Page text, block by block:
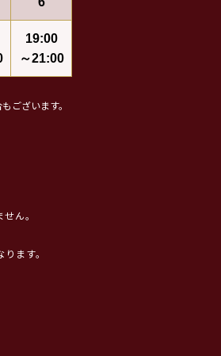
19:00
～21:00
ございます。
ん。
ます。